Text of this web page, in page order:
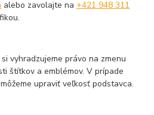
alebo zavolajte na+421 948 311
vyhradzujeme právo na zmenu
štítkov a emblémov. V prípade
upraviť veľkosť podstavca.